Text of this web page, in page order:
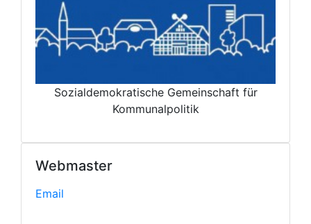
Sozialdemokratische Gemeinschaft für
Kommunalpolitik
Webmaster
Email